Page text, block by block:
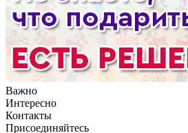
Важно
Интересно
Контакты
Присоединяйтесь